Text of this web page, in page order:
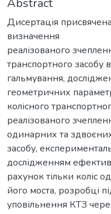
Дисертація
визначення
реалізованого
транспортного засобу
гальмування,
геометричних
колісного
реалізованого
одинарних та
засобу,
дослідженням
рахунок тільки коліс
його моста, розробці
уповільнення КТЗ